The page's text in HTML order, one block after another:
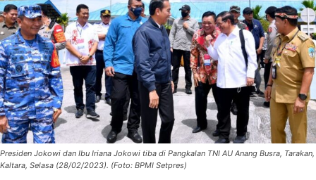
Presiden Jokowi dan Ibu Iriana Jokowi tiba di Pangkalan TNI AU Anang Busra, Tarakan,
Kaltara, Selasa (28/02/2023). (Foto: BPMI Setpres)